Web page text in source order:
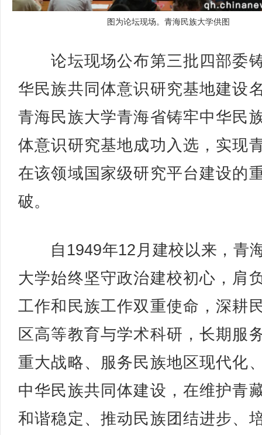
图为论坛现场。青海民族大学供图
论坛现场公布第三批四部委
华民族共同体意识研究基地建设
青海民族大学青海省铸牢中华民
体意识研究基地成功入选，实现
在该领域国家级研究平台建设的
破。
自1949年12月建校以来，青
大学始终坚守政治建校初心，肩
工作和民族工作双重使命，深耕
区高等教育与学术科研，长期服
重大战略、服务民族地区现代化
中华民族共同体建设，在维护青
和谐稳定、推动民族团结进步、